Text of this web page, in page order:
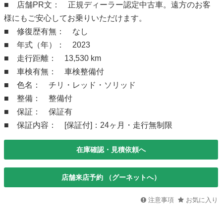
■ 店舗PR文： 正規ディーラー認定中古車。遠方のお客
様にもご安心してお乗りいただけます。
■ 修復歴有無： なし
■ 年式（年）： 2023
■ 走行距離： 13,530 km
■ 車検有無： 車検整備付
■ 色名： チリ・レッド・ソリッド
■ 整備： 整備付
■ 保証： 保証有
■ 保証内容： [保証付]：24ヶ月・走行無制限
在庫確認・見積依頼へ
店舗来店予約 （グーネットへ）
注意事項 お気に入り